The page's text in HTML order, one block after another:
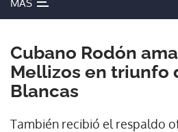
MÁS
Cubano Rodón
Mellizos en triunfo
Blancas
También recibió el respaldo